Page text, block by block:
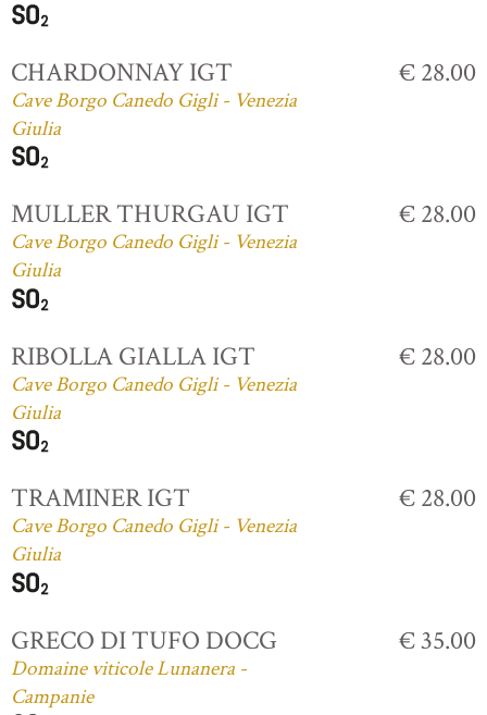
CHARDONNAY IGT
Cave Borgo Canedo Gigli - Venezia
Giulia
€ 28.00
MULLER THURGAU IGT
Cave Borgo Canedo Gigli - Venezia
Giulia
€ 28.00
RIBOLLA GIALLA IGT
Cave Borgo Canedo Gigli - Venezia
Giulia
€ 28.00
TRAMINER IGT
Cave Borgo Canedo Gigli - Venezia
Giulia
€ 28.00
GRECO DI TUFO DOCG
Domaine viticole Lunanera -
Campanie
€ 35.00